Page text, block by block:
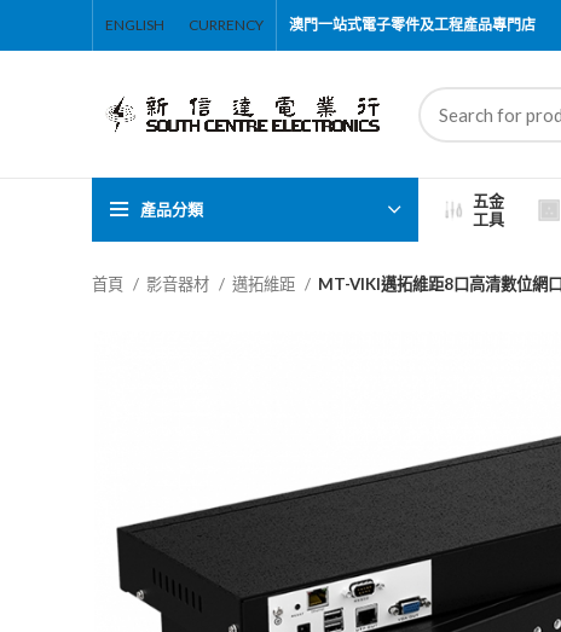
ENGLISH CURRENCY 澳門一站式電子零件及工程產品專門店
產品分類
五金
工具
首頁 影音器材 邁拓維距 MT-VIKI邁拓維距8口高清數位網